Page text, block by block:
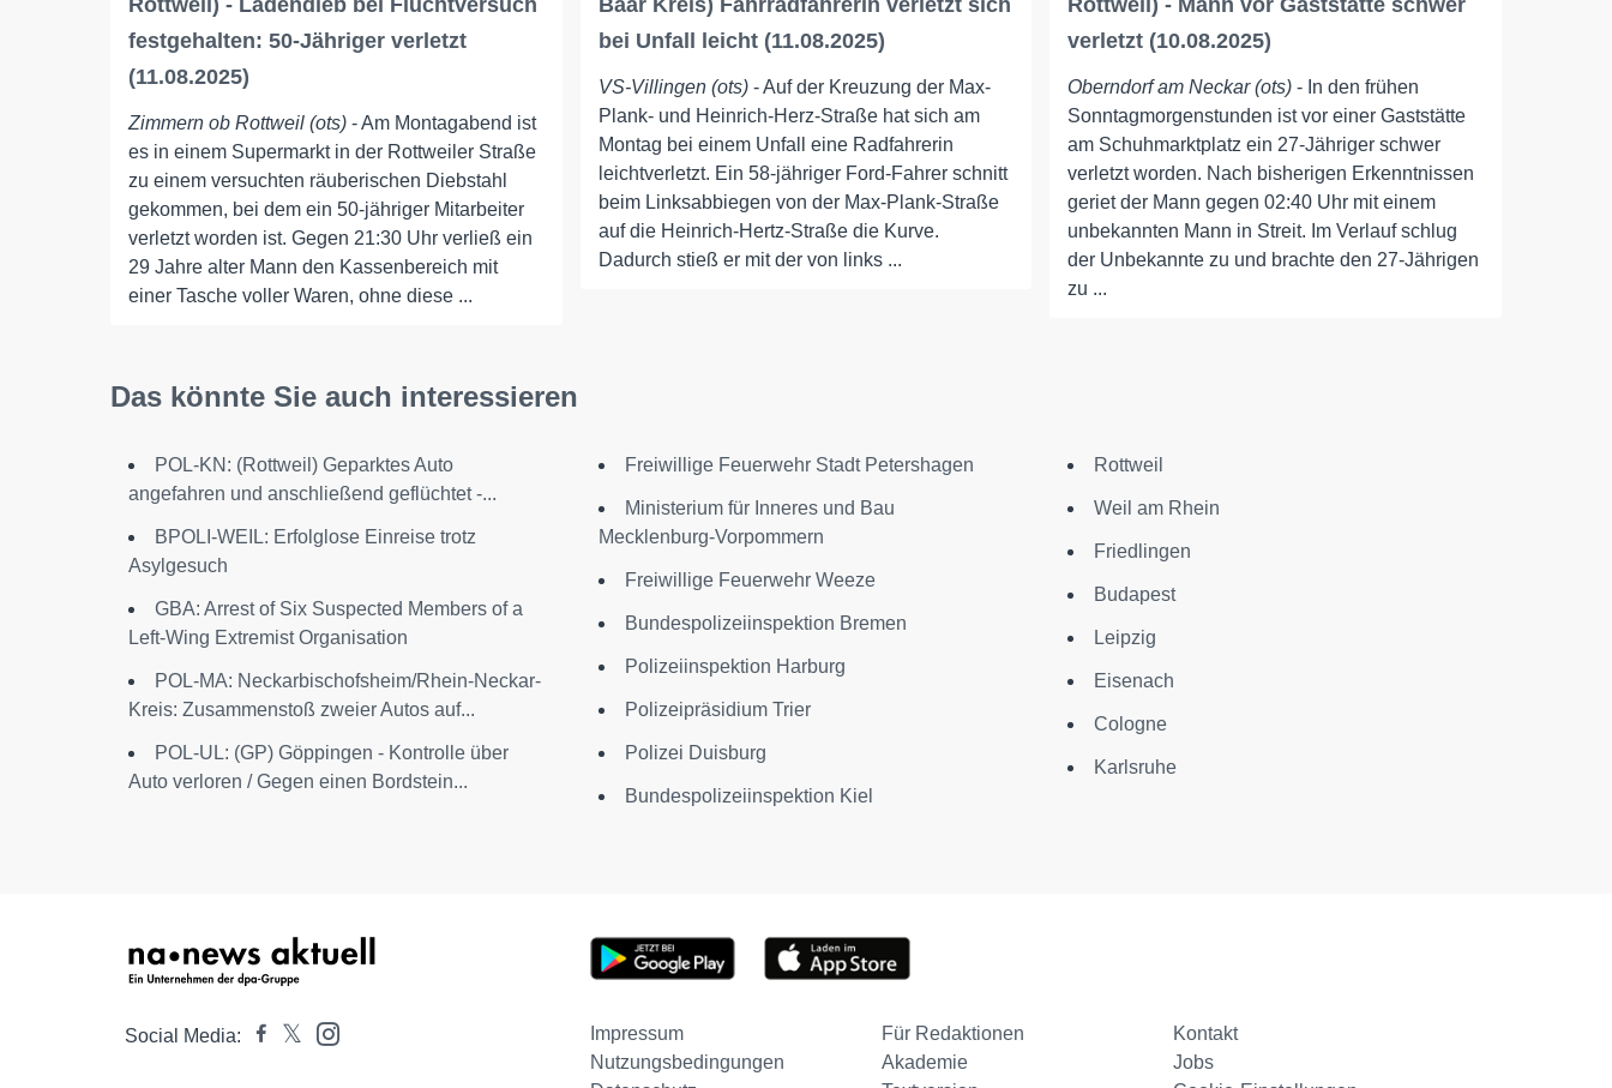
Rottweil) - Ladendieb bei Fluchtversuch
festgehalten: 50-Jähriger verletzt
(11.08.2025)
Zimmern ob Rottweil (ots) - Am Montagabend ist
es in einem Supermarkt in der Rottweiler Straße
zu einem versuchten räuberischen Diebstahl
gekommen, bei dem ein 50-jähriger Mitarbeiter
verletzt worden ist. Gegen 21:30 Uhr verließ ein
29 Jahre alter Mann den Kassenbereich mit
einer Tasche voller Waren, ohne diese ...
Baar Kreis) Fahrradfahrerin verletzt sich
bei Unfall leicht (11.08.2025)
VS-Villingen (ots)- Auf der Kreuzung der Max-
Plank- und Heinrich-Herz-Straße hat sich am
Montag bei einem Unfall eine Radfahrerin
leichtverletzt. Ein 58-jähriger Ford-Fahrer schnitt
beim Linksabbiegen von der Max-Plank-Straße
auf die Heinrich-Hertz-Straße die Kurve.
Dadurch stieß er mit der von links ...
Rottweil) - Mann vor Gaststätte schwer
verletzt (10.08.2025)
Oberndorf am Neckar (ots) - In den frühen
Sonntagmorgenstunden ist vor einer Gaststätte
am Schuhmarktplatz ein 27-Jähriger schwer
verletzt worden. Nach bisherigen Erkenntnissen
geriet der Mann gegen 02:40 Uhr mit einem
unbekannten Mann in Streit. Im Verlauf schlug
der Unbekannte zu und brachte den 27-Jährigen
zu ...
Das könnte Sie auch interessieren
POL-KN: (Rottweil) Geparktes Auto
angefahren und anschließend geflüchtet -...
BPOLI-WEIL: Erfolglose Einreise trotz
Asylgesuch
GBA: Arrest of Six Suspected Members of a
Left-Wing Extremist Organisation
POL-MA: Neckarbischofsheim/Rhein-Neckar-
Kreis: Zusammenstoß zweier Autos auf...
POL-UL: (GP) Göppingen - Kontrolle über
Auto verloren / Gegen einen Bordstein...
Freiwillige Feuerwehr Stadt Petershagen
Ministerium für Inneres und Bau
Mecklenburg-Vorpommern
Freiwillige Feuerwehr Weeze
Bundespolizeiinspektion Bremen
Polizeiinspektion Harburg
Polizeipräsidium Trier
Polizei Duisburg
Bundespolizeiinspektion Kiel
Rottweil
Weil am Rhein
Friedlingen
Budapest
Leipzig
Eisenach
Cologne
Karlsruhe
Social Media: Impressum Für Redaktionen
Kontakt
Nutzungsbedingungen
Akademie
Jobs